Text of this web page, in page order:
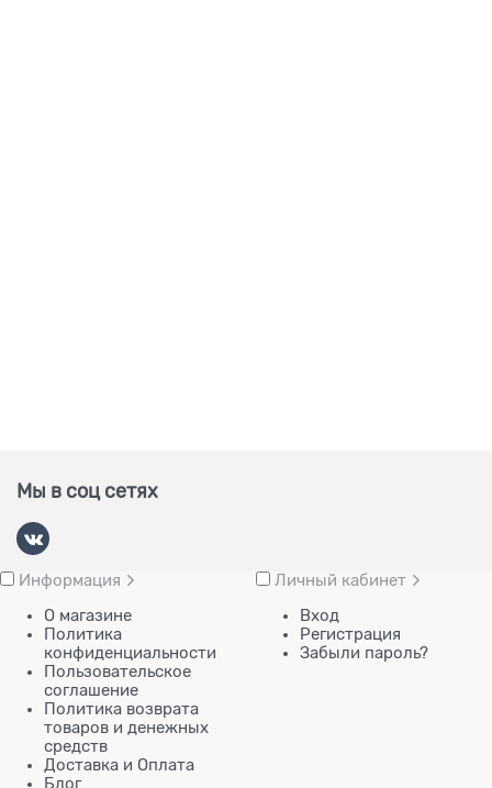
Мы в соц сетях
Информация
О магазине
Политика
конфиденциальности
Пользовательское
соглашение
Политика возврата
товаров и денежных
средств
Доставка и Оплата
Блог
Личный кабинет
Вход
Регистрация
Забыли пароль?